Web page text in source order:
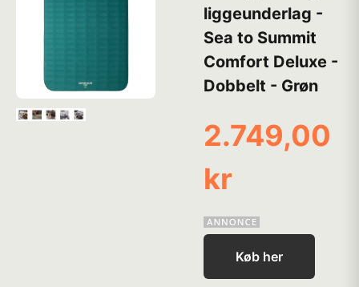
liggeunderlag -
Sea to Summit
Comfort Deluxe -
Dobbelt - Grøn
2.749,00
kr
Køb her